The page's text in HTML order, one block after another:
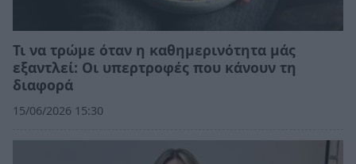
Τι να τρώμε όταν η καθημερινότητα μάς
εξαντλεί: Οι υπερτροφές που κάνουν τη
διαφορά
15/06/2026 15:30